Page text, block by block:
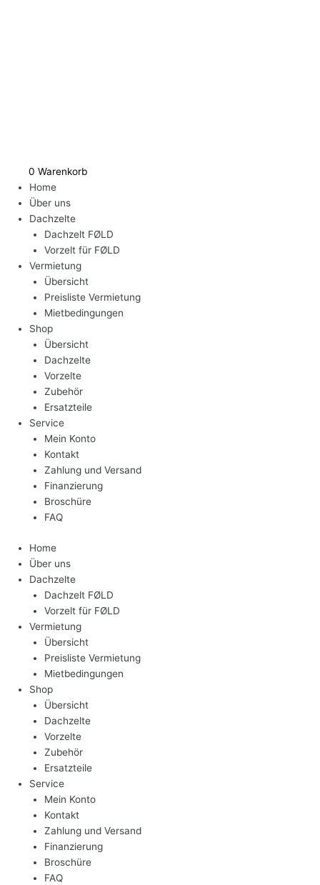
0 Warenkorb
Home
Über uns
Dachzelte
Dachzelt FØLD
Vorzelt für FØLD
Vermietung
Übersicht
Preisliste Vermietung
Mietbedingungen
Shop
Übersicht
Dachzelte
Vorzelte
Zubehör
Ersatzteile
Service
Mein Konto
Kontakt
Zahlung und Versand
Finanzierung
Broschüre
FAQ
Home
Über uns
Dachzelte
Dachzelt FØLD
Vorzelt für FØLD
Vermietung
Übersicht
Preisliste Vermietung
Mietbedingungen
Shop
Übersicht
Dachzelte
Vorzelte
Zubehör
Ersatzteile
Service
Mein Konto
Kontakt
Zahlung und Versand
Finanzierung
Broschüre
FAQ